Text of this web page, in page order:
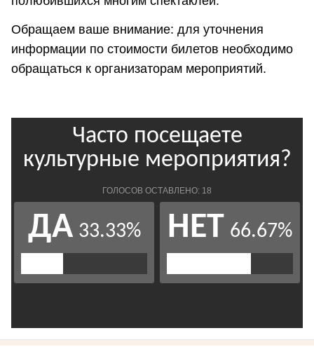
Обращаем ваше внимание: для уточнения
информации по стоимости билетов необходимо
обращаться к организаторам мероприятий.